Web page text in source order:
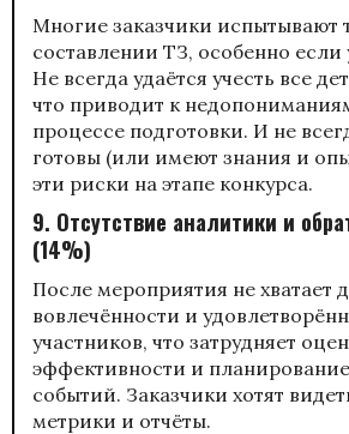
Многие заказчики испытывают
составлении ТЗ, особенно если
Не всегда удаётся учесть все
что приводит к
процессе подготовки. И не
готовы (или имеют знания и
эти риски на этапе конкурса.
9. Отсутствие аналитики и
(14%)
После мероприятия не хватает
вовлечённости и
участников, что затрудняет
эффективности и
событий. Заказчики хотят
метрики и отчёты.